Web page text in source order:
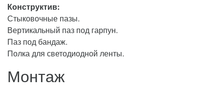
Конструктив:
Стыковочные пазы.
Вертикальный паз под гарпун.
Паз под бандаж.
Полка для светодиодной ленты.
Монтаж